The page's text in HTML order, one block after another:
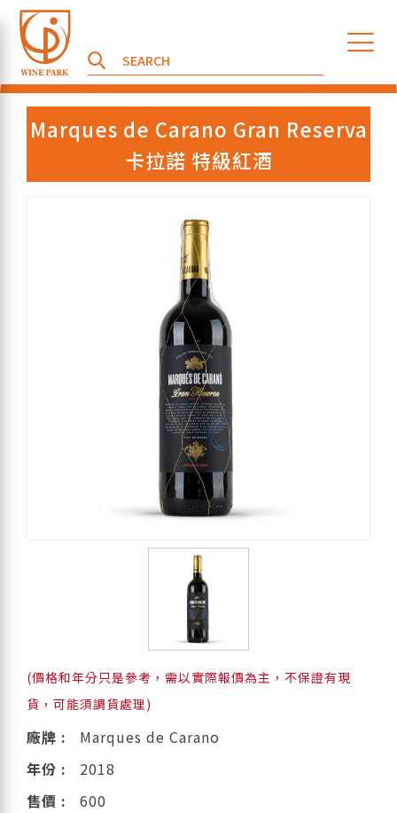
Marques de Carano Gran Reserva
卡拉諾 特級紅酒
(價格和年分只是參考，需以實際報價為主，不保證有現
貨，可能須調貨處理)
廠牌 :
Marques de Carano
年份 :
2018
售價 :
600